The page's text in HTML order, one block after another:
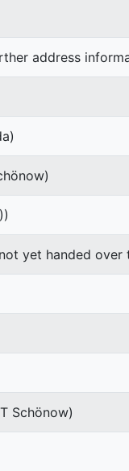
address
yet handed over
Schönow)